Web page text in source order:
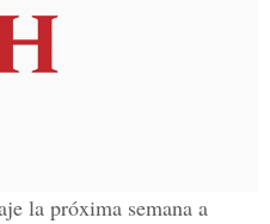
la próxima semana a